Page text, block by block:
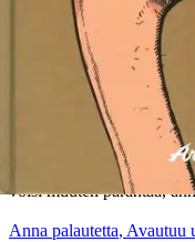
Ominaisuudet
Oletko
Ovatko tuotetiedot
voisi muuten parantaa,
Anna palautetta, Avautuu